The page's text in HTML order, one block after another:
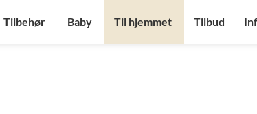
Tilbehør Baby Til hjemmet Tilbud